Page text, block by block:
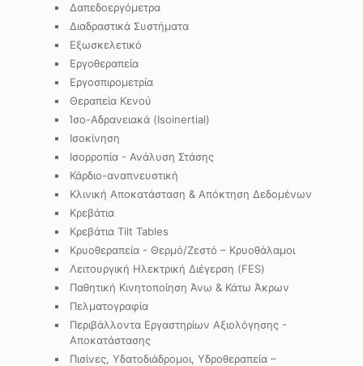
Δαπεδοεργόμετρα
Διαδραστικά Συστήματα
Εξωσκελετικό
Εργοθεραπεία
Εργοσπιρομετρία
Θεραπεία Κενού
Ίσο-Αδρανειακά (Isoinertial)
Ισοκίνηση
Ισορροπία - Ανάλυση Στάσης
Κάρδιο-αναπνευστική
Κλινική Αποκατάσταση & Απόκτηση Δεδομένων
Κρεβάτια
Κρεβάτια Tilt Tables
Κρυοθεραπεία - Θερμό/Ζεστό – Κρυοθάλαμοι
Λειτουργική Ηλεκτρική Διέγερση (FES)
Παθητική Κινητοποίηση Άνω & Κάτω Άκρων
Πελματογραφία
Περιβάλλοντα Εργαστηρίων Αξιολόγησης -
Αποκατάστασης
Πισίνες, Υδατοδιάδρομοι, Υδροθεραπεία –